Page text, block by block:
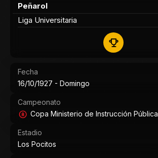
Peñarol
Liga Universitaria
Fecha
16/10/1927 - Domingo
Campeonato
Copa Ministerio de Instrucción Pública
Estadio
Los Pocitos